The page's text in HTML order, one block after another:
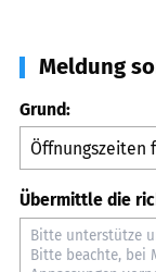
Meldung
Grund:
Übermittle die